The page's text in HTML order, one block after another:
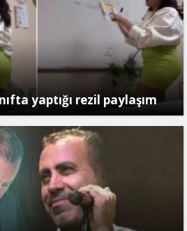
yaptığı rezil paylaşım